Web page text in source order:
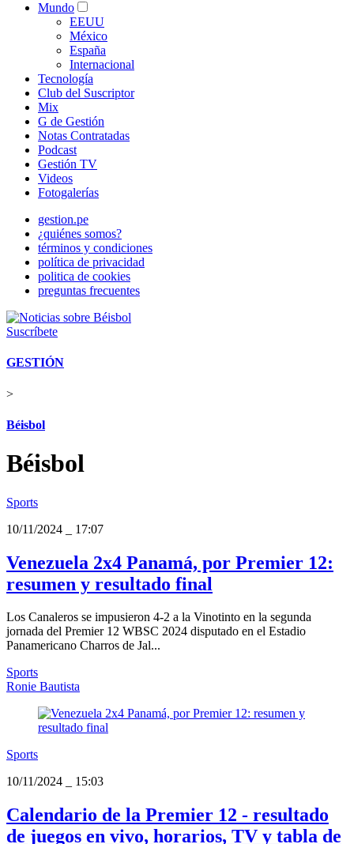
Mundo
EEUU
México
España
Internacional
Tecnología
Club del Suscriptor
Mix
G de Gestión
Notas Contratadas
Podcast
Gestión TV
Videos
Fotogalerías
gestion.pe
¿quiénes somos?
términos y condiciones
política de privacidad
politica de cookies
preguntas frecuentes
Suscríbete
GESTIÓN
>
Béisbol
Béisbol
Sports
10/11/2024
17:07
Venezuela 2x4 Panamá, por Premier 12:
resumen y resultado final
Los Canaleros se impusieron 4-2 a la Vinotinto en la segunda
jornada del Premier 12 WBSC 2024 disputado en el Estadio
Panamericano Charros de Jal...
Sports
Ronie Bautista
Sports
10/11/2024
15:03
Calendario de la Premier 12 - resultado
de juegos en vivo, horarios, TV y tabla de